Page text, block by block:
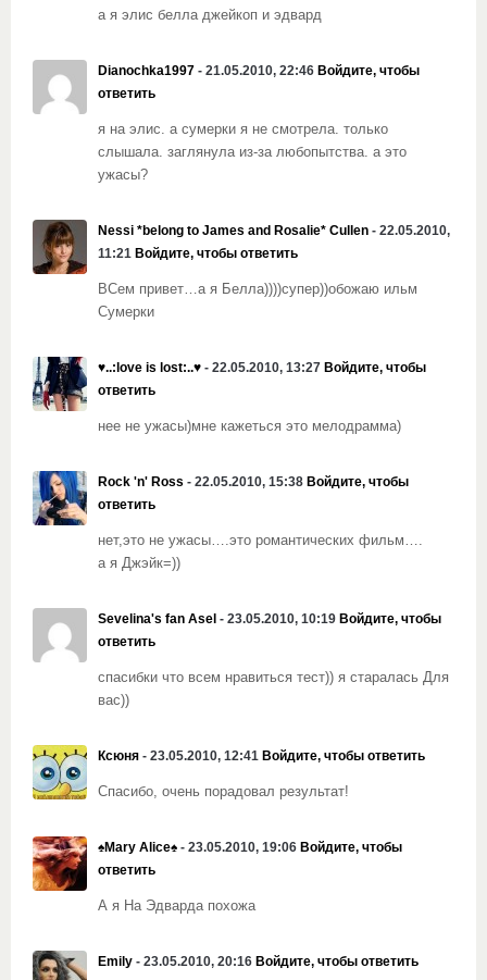
а я элис белла джейкоп и эдвард
Dianochka1997 - 21.05.2010, 22:46 Войдите, чтобы
ответить
я на элис. а сумерки я не смотрела. только
слышала. заглянула из-за любопытства. а это
ужасы?
Nessi *belong to James and Rosalie* Cullen - 22.05.2010,
11:21 Войдите, чтобы ответить
ВСем привет…а я Белла))))супер))обожаю ильм
Сумерки
♥..:love is lost:..♥ - 22.05.2010, 13:27 Войдите, чтобы
ответить
нее не ужасы)мне кажеться это мелодрамма)
Rock 'n' Ross - 22.05.2010, 15:38 Войдите, чтобы
ответить
нет,это не ужасы….это романтических фильм….
а я Джэйк=))
Sevelina's fan Asel - 23.05.2010, 10:19 Войдите, чтобы
ответить
спасибки что всем нравиться тест)) я старалась Для
вас))
Ксюня - 23.05.2010, 12:41 Войдите, чтобы ответить
Спасибо, очень порадовал результат!
♠Mary Alice♠ - 23.05.2010, 19:06 Войдите, чтобы
ответить
А я На Эдварда похожа
Emily - 23.05.2010, 20:16 Войдите, чтобы ответить